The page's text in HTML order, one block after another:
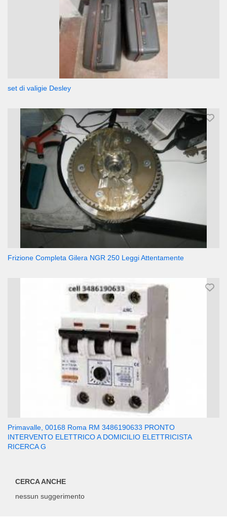
set di valigie Desley
Frizione Completa Gilera NGR 250 Leggi Attentamente
Primavalle, 00168 Roma RM 3486190633 PRONTO
INTERVENTO ELETTRICO A DOMICILIO ELETTRICISTA
RICERCA G
CERCA ANCHE
nessun suggerimento